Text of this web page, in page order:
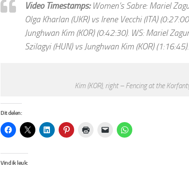
Video Timestamps:Women’s Sabre: Mariel
Olga Kharlan (UKR) vs Irene Vecchi (ITA)
Junghwan Kim (KOR) (0:42:30). WS: Mariel
Szilagyi (HUN) vs Junghwan Kim (KOR) (1:16:45).
Kim (KOR), right – Fencing at the
Dit delen:
Vind ik leuk: